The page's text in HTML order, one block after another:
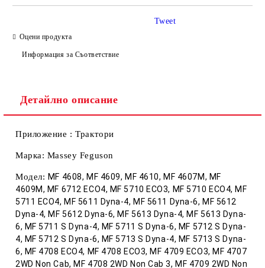
Оцени продукта
Информация за Съответствие
Tweet
Детайлно описание
Приложение : Трактори
Марка: Massey Feguson
Модел: MF 4608, MF 4609, MF 4610, MF 4607M, MF
4609M, MF 6712 ECO4, MF 5710 ECO3, MF 5710 ECO4, MF
5711 ECO4, MF 5611 Dyna-4, MF 5611 Dyna-6, MF 5612
Dyna-4, MF 5612 Dyna-6, MF 5613 Dyna-4, MF 5613 Dyna-
6, MF 5711 S Dyna-4, MF 5711 S Dyna-6, MF 5712 S Dyna-
4, MF 5712 S Dyna-6, MF 5713 S Dyna-4, MF 5713 S Dyna-
6, MF 4708 ECO4, MF 4708 ECO3, MF 4709 ECO3, MF 4707
2WD Non Cab, MF 4708 2WD Non Cab 3, MF 4709 2WD Non